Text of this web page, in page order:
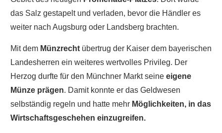
das Salz gestapelt und verladen, bevor die Händler es
weiter nach Augsburg oder Landsberg brachten.
Mit dem Münzrecht übertrug der Kaiser dem bayerischen
Landesherren ein weiteres wertvolles Privileg. Der
Herzog durfte für den Münchner Markt seine eigene
Münze prägen. Damit konnte er das Geldwesen
selbständig regeln und hatte mehr Möglichkeiten, in das
Wirtschaftsgeschehen einzugreifen.